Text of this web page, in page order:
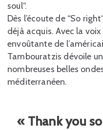
soul“.
Dès l’écoute de “So
déjà acquis. Avec la
envoûtante de
Tambouratzis dévoile
nombreuses belles
méditerranéen.
« Thank you so